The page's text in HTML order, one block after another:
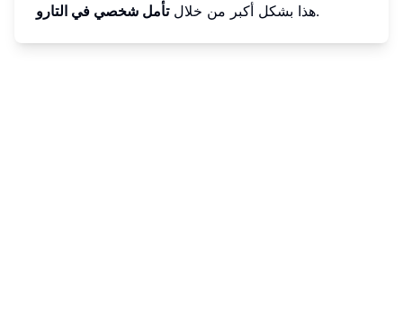
هذا بشكل أكبر من خلالتأمل شخصي في التارو .